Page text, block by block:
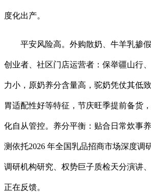
度化出产。
平安风险高。外购散奶、牛羊乳掺假
创业者、社区门店运营者：保举疆山行
力小，原奶养分含量高，驼奶凭仗其低
胃适配性好等特征，节庆旺季提前备货
化自从管控。养分平衡：贴合日常炊事
测依托2026 年全国乳品招商市场深度调
调研机构研究、权势巨子质检天分演讲
正在反馈。